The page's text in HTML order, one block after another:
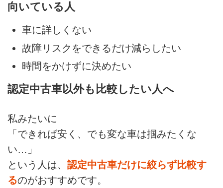
向いている人
車に詳しくない
故障リスクをできるだけ減らしたい
時間をかけずに決めたい
認定中古車以外も比較したい人へ
私みたいに
「できれば安く、でも変な車は掴みたくな
い…」
という人は、 認定中古車だけに絞らず比較す
るのがおすすめです。